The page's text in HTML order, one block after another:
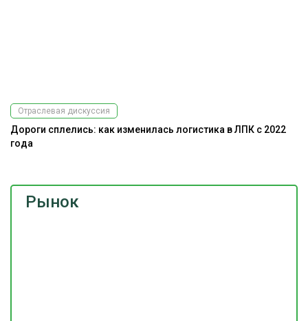
Рынок
Отраслевая дискуссия
Дороги сплелись: как изменилась логистика в ЛПК с 2022
года